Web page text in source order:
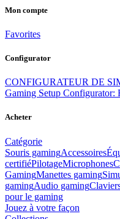
Mon compte
Favorites
Configurator
CONFIGURATEUR DE
Gaming Setup Configurator:
Acheter
Catégorie
Souris gamingAccessoires
certifiéPilotageMicrophones
GamingManettes gaming
gamingAudio gaming
pour le gaming
Jouez à votre façon